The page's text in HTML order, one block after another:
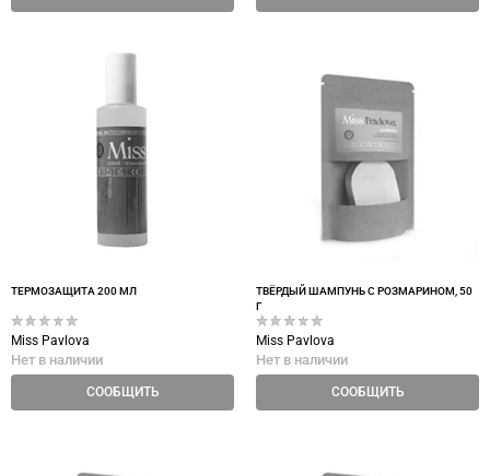
ТЕРМОЗАЩИТА 200 МЛ
Miss Pavlova
Нет в наличии
СООБЩИТЬ
ТВЁРДЫЙ ШАМПУНЬ С РОЗМАРИНОМ, 50
Г
Miss Pavlova
Нет в наличии
СООБЩИТЬ